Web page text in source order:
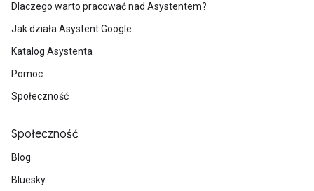
Dlaczego warto pracować nad Asystentem?
Jak działa Asystent Google
Katalog Asystenta
Pomoc
Społeczność
Społeczność
Blog
Bluesky